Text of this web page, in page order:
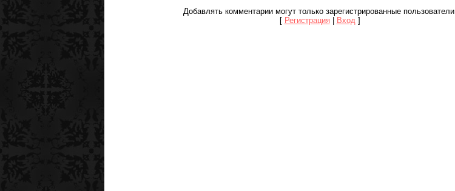
Добавлять комментарии могут только зарегистрированные пользователи.
[ Регистрация | Вход ]